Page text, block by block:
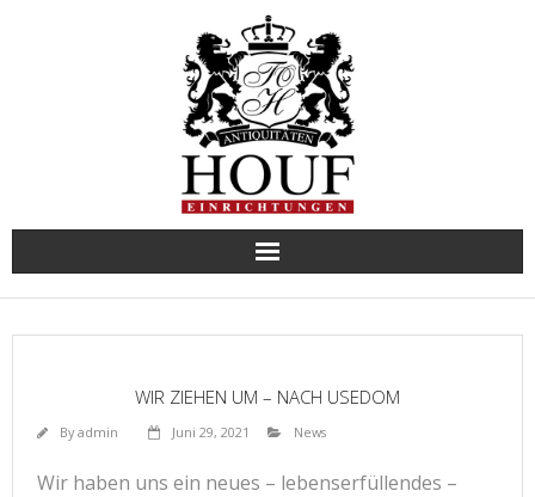
WIR ZIEHEN UM – NACH USEDOM
Byadmin Juni 29, 2021 News
Wir haben uns ein neues – lebenserfüllendes –